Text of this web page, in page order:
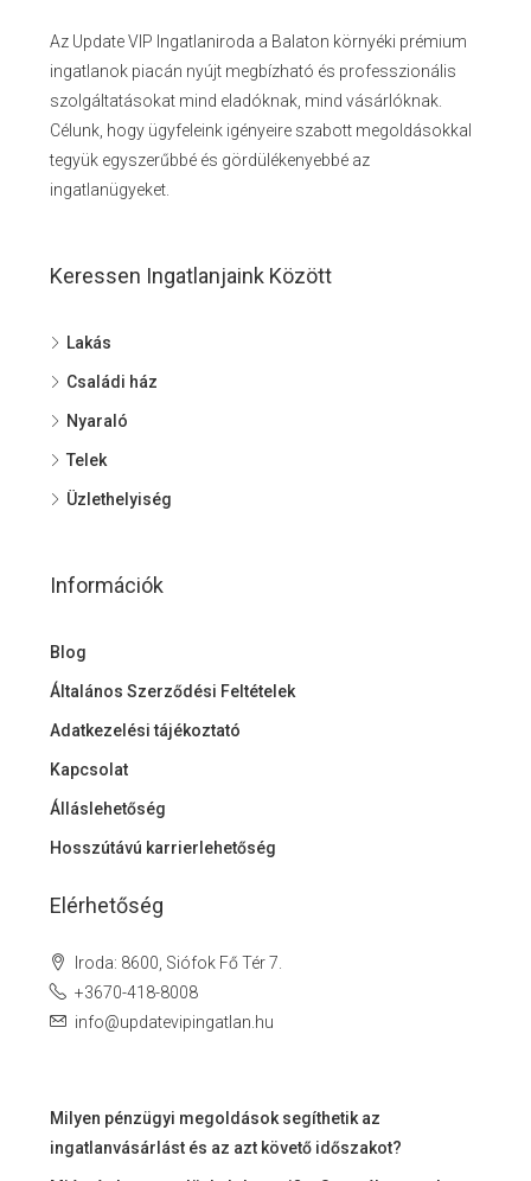
Az Update VIP Ingatlaniroda a Balaton környéki prémium
ingatlanok piacán nyújt megbízható és professzionális
szolgáltatásokat mind eladóknak, mind vásárlóknak.
Célunk, hogy ügyfeleink igényeire szabott megoldásokkal
tegyük egyszerűbbé és gördülékenyebbé az
ingatlanügyeket.
Keressen Ingatlanjaink Között
Lakás
Családi ház
Nyaraló
Telek
Üzlethelyiség
Információk
Blog
Általános Szerződési Feltételek
Adatkezelési tájékoztató
Kapcsolat
Álláslehetőség
Hosszútávú karrierlehetőség
Elérhetőség
Iroda: 8600, Siófok Fő Tér 7.
+3670-418-8008
info@updatevipingatlan.hu
Milyen pénzügyi megoldások segíthetik az
ingatlanvásárlást és az azt követő időszakot?